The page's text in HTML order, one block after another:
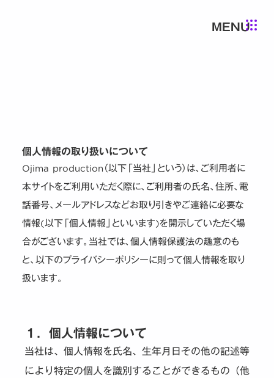
MENU
個人情報の取り扱いについて
Ojima production（以下「当社」という）は、ご利用者に
本サイトをご利用いただく際に、ご利用者の氏名、住所、電
話番号、メールアドレスなどお取り引きやご連絡に必要な
情報(以下「個人情報」といいます)を開示していただく場
合がございます。当社では、個人情報保護法の趣意のも
と、以下のプライバシーポリシーに則って個人情報を取り
扱います。
１．個人情報について
当社は、個人情報を氏名、生年月日その他の記述等
により特定の個人を識別することができるもの（他